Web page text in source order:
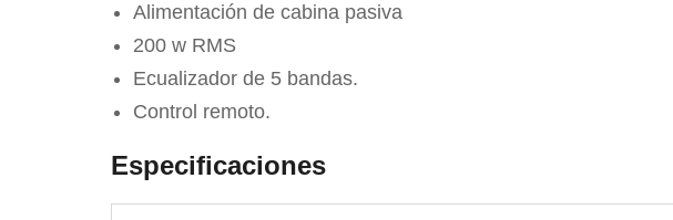
Alimentación de cabina pasiva
200 w RMS
Ecualizador de 5 bandas.
Control remoto.
Especificaciones